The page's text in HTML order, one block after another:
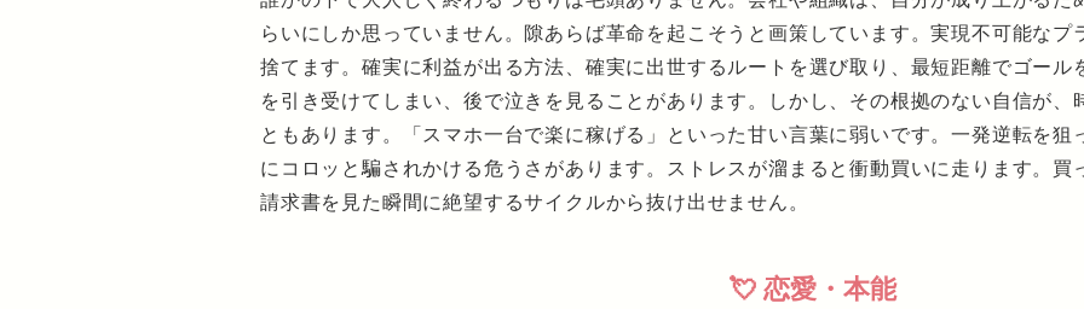
らいにしか思っていません。隙あらば革命を起こそうと画策しています。実現不可能な
捨てます。確実に利益が出る方法、確実に出世するルートを選び取り、最短距離でゴー
を引き受けてしまい、後で泣きを見ることがあります。しかし、その根拠のない自信が
ともあります。「スマホ一台で楽に稼げる」といった甘い言葉に弱いです。一発逆転を
にコロッと騙されかける危うさがあります。ストレスが溜まると衝動買いに走ります。
請求書を見た瞬間に絶望するサイクルから抜け出せません。
💘 恋愛・本能